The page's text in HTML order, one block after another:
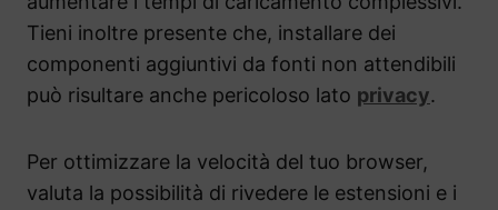
Tieni inoltre presente che, installare dei
componenti aggiuntivi da fonti non attendibili
può risultare anche pericoloso lato privacy.
Per ottimizzare la velocità del tuo browser,
valuta la possibilità di rivedere le estensioni e i